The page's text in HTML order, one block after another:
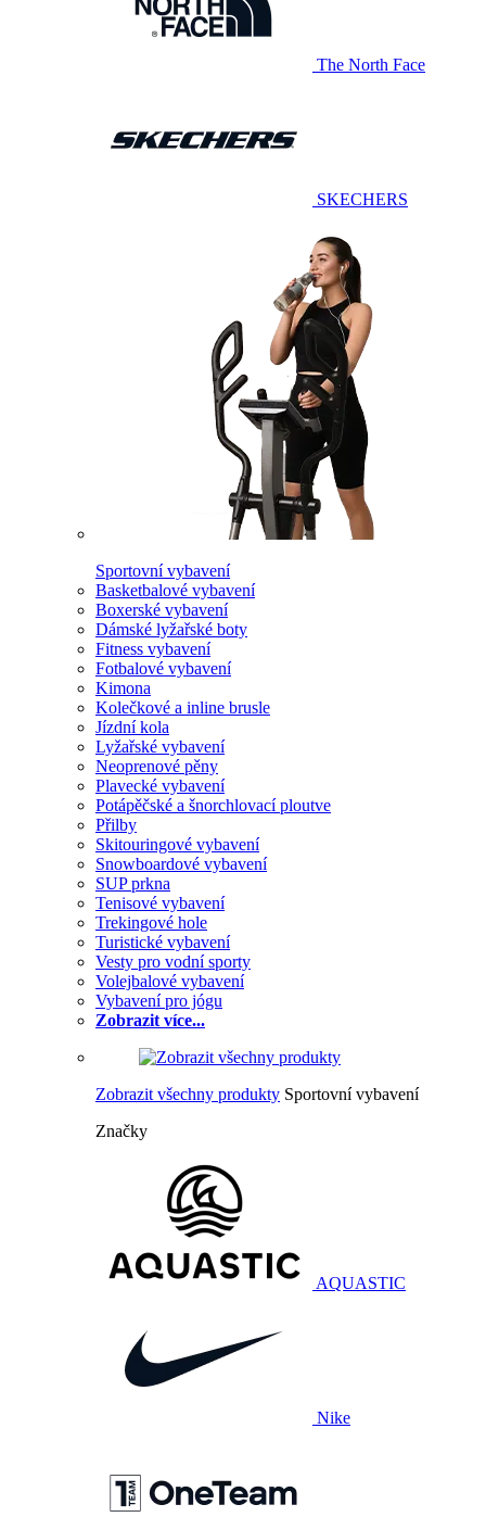
The North Face
SKECHERS
Sportovní vybavení
Basketbalové vybavení
Boxerské vybavení
Dámské lyžařské boty
Fitness vybavení
Fotbalové vybavení
Kimona
Kolečkové a inline brusle
Jízdní kola
Lyžařské vybavení
Neoprenové pěny
Plavecké vybavení
Potápěčské a šnorchlovací ploutve
Přilby
Skitouringové vybavení
Snowboardové vybavení
SUP prkna
Tenisové vybavení
Trekingové hole
Turistické vybavení
Vesty pro vodní sporty
Volejbalové vybavení
Vybavení pro jógu
Zobrazit více...
Zobrazit všechny produkty Sportovní vybavení
Značky
AQUASTIC
Nike